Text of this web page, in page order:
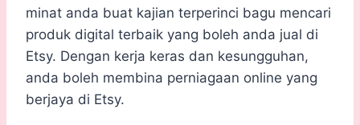
minat anda buat kajian terperinci bagu mencari
produk digital terbaik yang boleh anda jual di
Etsy. Dengan kerja keras dan kesungguhan,
anda boleh membina perniagaan online yang
berjaya di Etsy.